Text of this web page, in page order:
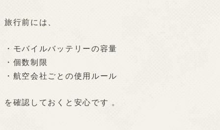
旅行前には、
・モバイルバッテリーの容量
・個数制限
・航空会社ごとの使用ルール
を確認しておくと安心です 。